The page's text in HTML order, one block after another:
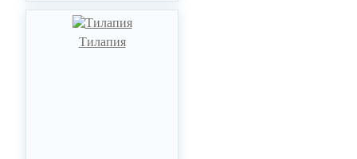
Тилапия